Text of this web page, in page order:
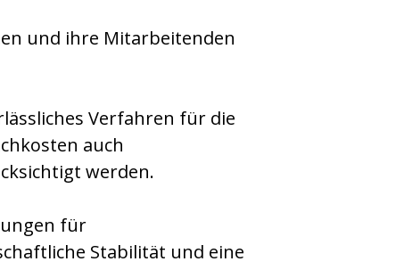
und ihre Mitarbeitenden
Verfahren für die
auch
werden.
für
Stabilität und eine